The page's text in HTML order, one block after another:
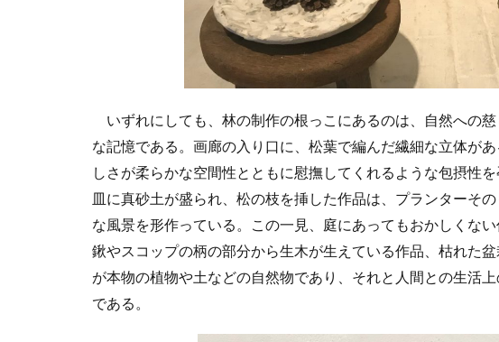
いずれにしても、林の制作の根っこにあるのは、自然への
な記憶である。画廊の入り口に、松葉で編んだ繊細な立体が
しさが柔らかな空間性とともに慰撫してくれるような包摂性
皿に真砂土が盛られ、松の枝を挿した作品は、プランターそ
な風景を形作っている。この一見、庭にあってもおかしくな
鍬やスコップの柄の部分から生木が生えている作品、枯れた
が本物の植物や土などの自然物であり、それと人間との生活
である。